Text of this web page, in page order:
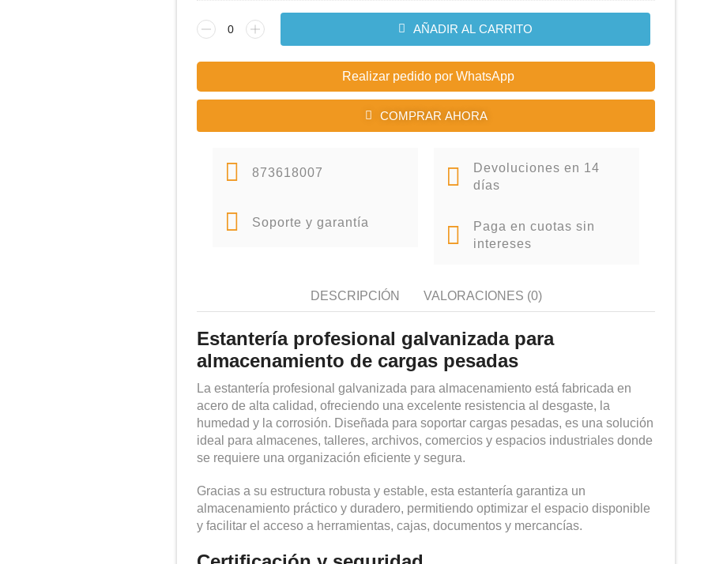
AÑADIR AL CARRITO
Realizar pedido por WhatsApp
COMPRAR AHORA
873618007
Soporte y garantía
Devoluciones en 14
días
Paga en cuotas sin
intereses
DESCRIPCIÓN VALORACIONES (0)
Estantería profesional galvanizada para
almacenamiento de cargas pesadas
La estantería profesional galvanizada para almacenamiento está fabricada en
acero de alta calidad, ofreciendo una excelente resistencia al desgaste, la
humedad y la corrosión. Diseñada para soportar cargas pesadas, es una solución
ideal para almacenes, talleres, archivos, comercios y espacios industriales donde
se requiere una organización eficiente y segura.
Gracias a su estructura robusta y estable, esta estantería garantiza un
almacenamiento práctico y duradero, permitiendo optimizar el espacio disponible
y facilitar el acceso a herramientas, cajas, documentos y mercancías.